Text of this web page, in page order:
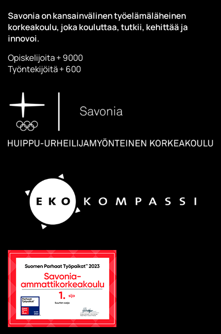
Savonia on kansainvälinen työelämäläheinen
korkeakoulu, joka kouluttaa, tutkii, kehittää ja
innovoi.
Opiskelijoita + 9000
Työntekijöitä + 600